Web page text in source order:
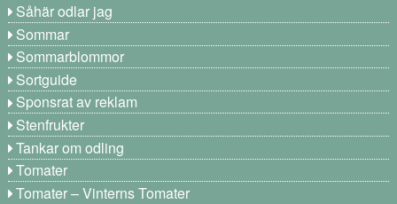
Såhär odlar jag
Sommar
Sommarblommor
Sortguide
Sponsrat av reklam
Stenfrukter
Tankar om odling
Tomater
Tomater – Vinterns Tomater